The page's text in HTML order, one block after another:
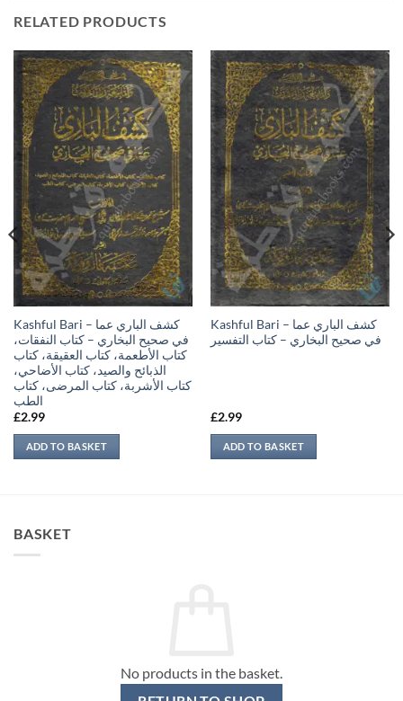
RELATED PRODUCTS
Kashful Bari – كشف الباري عما
في صحيح البخاري – كتاب النفقات،
كتاب الأطعمة، كتاب العقيقة، كتاب
الذبائح والصيد، كتاب الأضاحي،
كتاب الأشربة، كتاب المرضى، كتاب
الطب
£2.99
ADD TO BASKET
Kashful Bari – كشف الباري عما
في صحيح البخاري – كتاب التفسير
£2.99
ADD TO BASKET
BASKET
No products in the basket.